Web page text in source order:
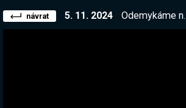
návrat 5. 11. 2024 Odemykáme nové OP spely. Tohle je nejlepší hra.